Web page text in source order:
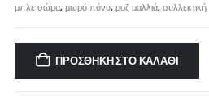
μπλε σώμα,μωρό πόνυ,ροζ μαλλιά,συλλεκτική
ΠΡΟΣΘΉΚΗ ΣΤΟ ΚΑΛΆΘΙ